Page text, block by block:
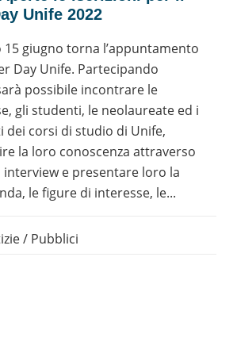
Unife 2022
15 giugno torna l’appuntamento
Day Unife. Partecipando
possibile incontrare le
gli studenti, le neolaureate ed i
dei corsi di studio di Unife,
la loro conoscenza attraverso
interview e presentare loro la
le figure di interesse, le...
/ Pubblici